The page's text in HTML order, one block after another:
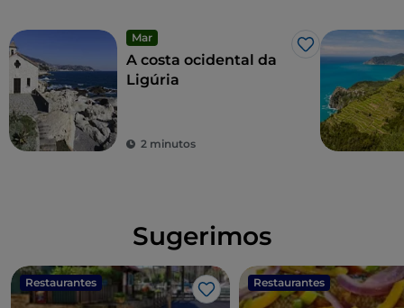
Mar
Gosto
A costa ocidental da
Ligúria
2 minutos
Sugerimos
Restaurantes
Gosto
Restaurantes